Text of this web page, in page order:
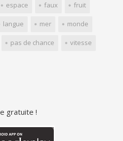
espace faux fruit
langue mer monde
pas de chance vitesse
gratuite !